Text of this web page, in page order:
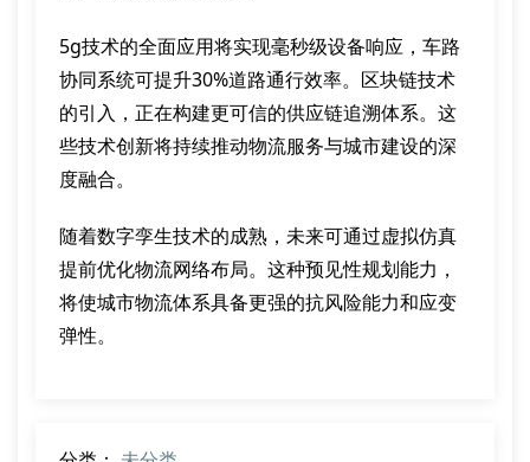
5g技术的全面应用将实现毫秒级设备响应，车路
协同系统可提升30%道路通行效率。区块链技术
的引入，正在构建更可信的供应链追溯体系。这
些技术创新将持续推动物流服务与城市建设的深
度融合。
随着数字孪生技术的成熟，未来可通过虚拟仿真
提前优化物流网络布局。这种预见性规划能力，
将使城市物流体系具备更强的抗风险能力和应变
弹性。